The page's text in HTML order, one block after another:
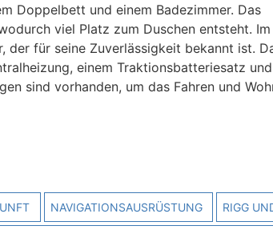
Doppelbett und einem Badezimmer. Das
viel Platz zum Duschen entsteht. Im
der für seine Zuverlässigkeit bekannt ist.
einem Traktionsbatteriesatz
sind vorhanden, um das Fahren und
NAVIGATIONSAUSRÜSTUNG RIGG